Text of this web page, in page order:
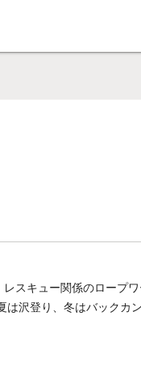
スキュー関係のロープワ
沢登り、冬はバックカ